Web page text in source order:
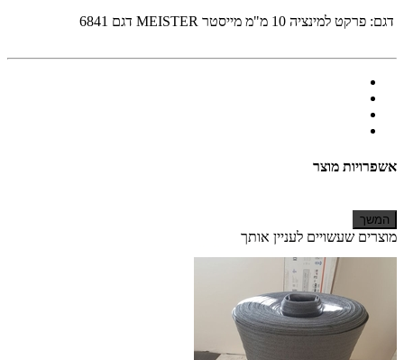
דגם: פרקט למינציה 10 מ"מ מייסטר MEISTER דגם 6841
אשפרויות מוצר
המשך
מוצרים שעשויים לעניין אותך